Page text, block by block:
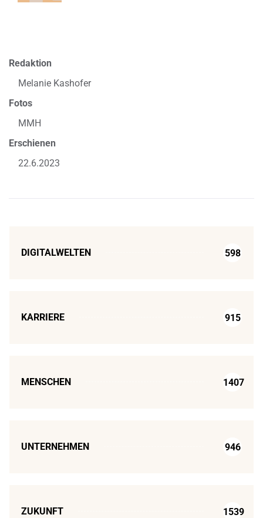
Redaktion
Melanie Kashofer
Fotos
MMH
Erschienen
22.6.2023
DIGITALWELTEN 598
KARRIERE 915
MENSCHEN 1407
UNTERNEHMEN 946
ZUKUNFT 1539